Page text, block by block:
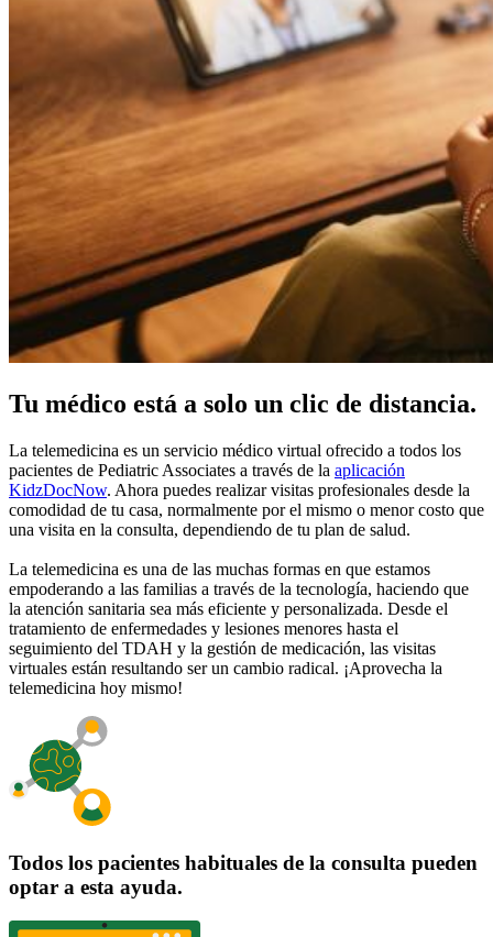
Tu médico está a solo un clic de distancia.
La telemedicina es un servicio médico virtual ofrecido a todos los
pacientes de Pediatric Associates a través de la aplicación
KidzDocNow. Ahora puedes realizar visitas profesionales desde la
comodidad de tu casa, normalmente por el mismo o menor costo que
una visita en la consulta, dependiendo de tu plan de salud.
La telemedicina es una de las muchas formas en que estamos
empoderando a las familias a través de la tecnología, haciendo que
la atención sanitaria sea más eficiente y personalizada. Desde el
tratamiento de enfermedades y lesiones menores hasta el
seguimiento del TDAH y la gestión de medicación, las visitas
virtuales están resultando ser un cambio radical. ¡Aprovecha la
telemedicina hoy mismo!
Todos los pacientes habituales de la consulta pueden
optar a esta ayuda.